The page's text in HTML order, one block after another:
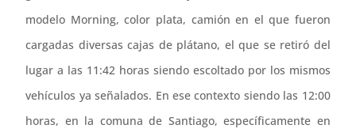
modelo Morning, color plata, camión en el que fueron
cargadas diversas cajas de plátano, el que se retiró del
lugar a las 11:42 horas siendo escoltado por los mismos
vehículos ya señalados. En ese contexto siendo las 12:00
horas, en la comuna de Santiago, específicamente en